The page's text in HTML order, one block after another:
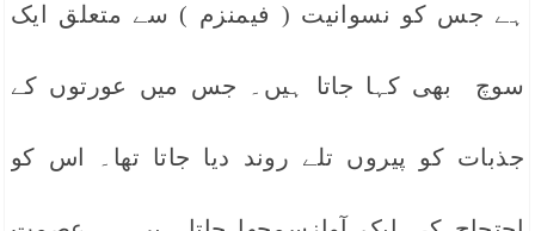
ہے جس کو نسوانیت ( فیمنزم ) سے متعلق ایک
سوچ بھی کہا جاتا ہیں۔ جس میں عورتوں کے
جذبات کو پیروں تلے روند دیا جاتا تھا۔ اس کو